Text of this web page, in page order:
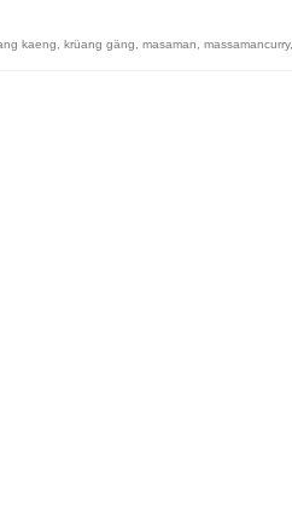
kaeng krüang gäng masaman massamancurry,